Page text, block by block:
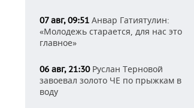
07 авг, 09:51 Анвар Гатиятулин:
«Молодежь старается, для нас это
главное»
06 авг, 21:30Руслан Терновой
завоевал золото ЧЕ по прыжкам в
воду